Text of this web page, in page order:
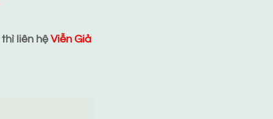
liên hệViễn Giả